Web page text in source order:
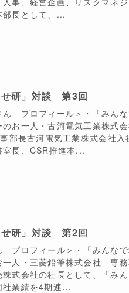
部長として、...
せ研」対談 第3回
プロフィール＞・「みんな
のお一人・古河電気工業株式
部長古河電気工業株式会社
長、CSR推進本...
せ研」対談 第2回
ロフィール＞・「みんなで
一人・三菱鉛筆株式会社 専
式会社の社長として、「み
業績を4期連...